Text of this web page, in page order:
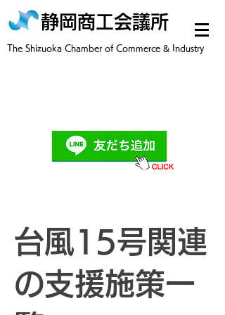
静岡商工会議所
​The Shizuoka Chamber of Commerce & Industry
台風15号関連
の支援施策一